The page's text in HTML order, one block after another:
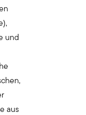
und
aus